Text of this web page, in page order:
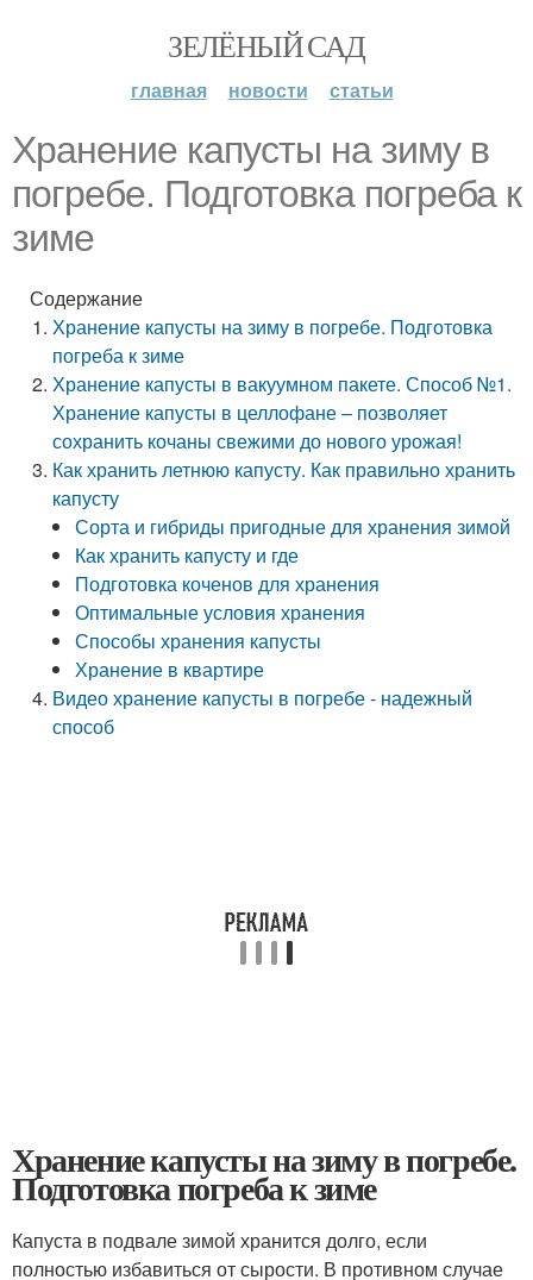
ЗЕЛЁНЫЙ САД
главная новости статьи
Хранение капусты на зиму в
погребе. Подготовка погреба к
зиме
Содержание
Хранение капусты на зиму в погребе. Подготовка
погреба к зиме
Хранение капусты в вакуумном пакете. Способ №1.
Хранение капусты в целлофане – позволяет
сохранить кочаны свежими до нового урожая!
Как хранить летнюю капусту. Как правильно хранить
капусту
Сорта и гибриды пригодные для хранения зимой
Как хранить капусту и где
Подготовка коченов для хранения
Оптимальные условия хранения
Способы хранения капусты
Хранение в квартире
Видео хранение капусты в погребе - надежный
способ
Хранение капусты на зиму в погребе.
Подготовка погреба к зиме
Капуста в подвале зимой хранится долго, если
полностью избавиться от сырости. В противном случае